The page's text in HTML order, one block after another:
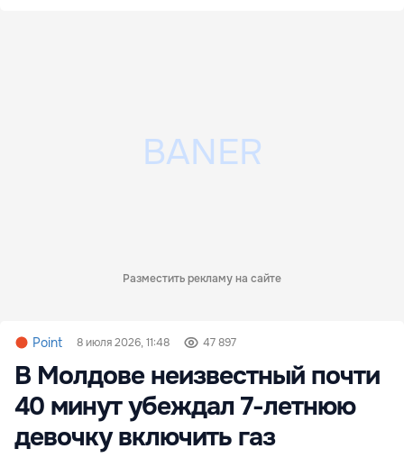
Разместить рекламу на сайте
Point 8 июля 2026, 11:48 47 897
В Молдове неизвестный почти
40 минут убеждал 7-летнюю
девочку включить газ